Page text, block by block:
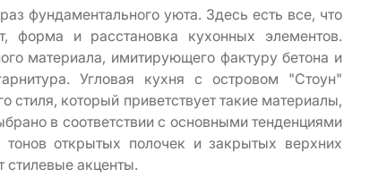
фундаментального уюта. Здесь есть все, что
форма и расстановка кухонных элементов.
материала, имитирующего фактуру бетона и
Угловая кухня с островом "Стоун"
стиля, который приветствует такие материалы,
в соответствии с основными тенденциями
открытых полочек и закрытых верхних
стилевые акценты.